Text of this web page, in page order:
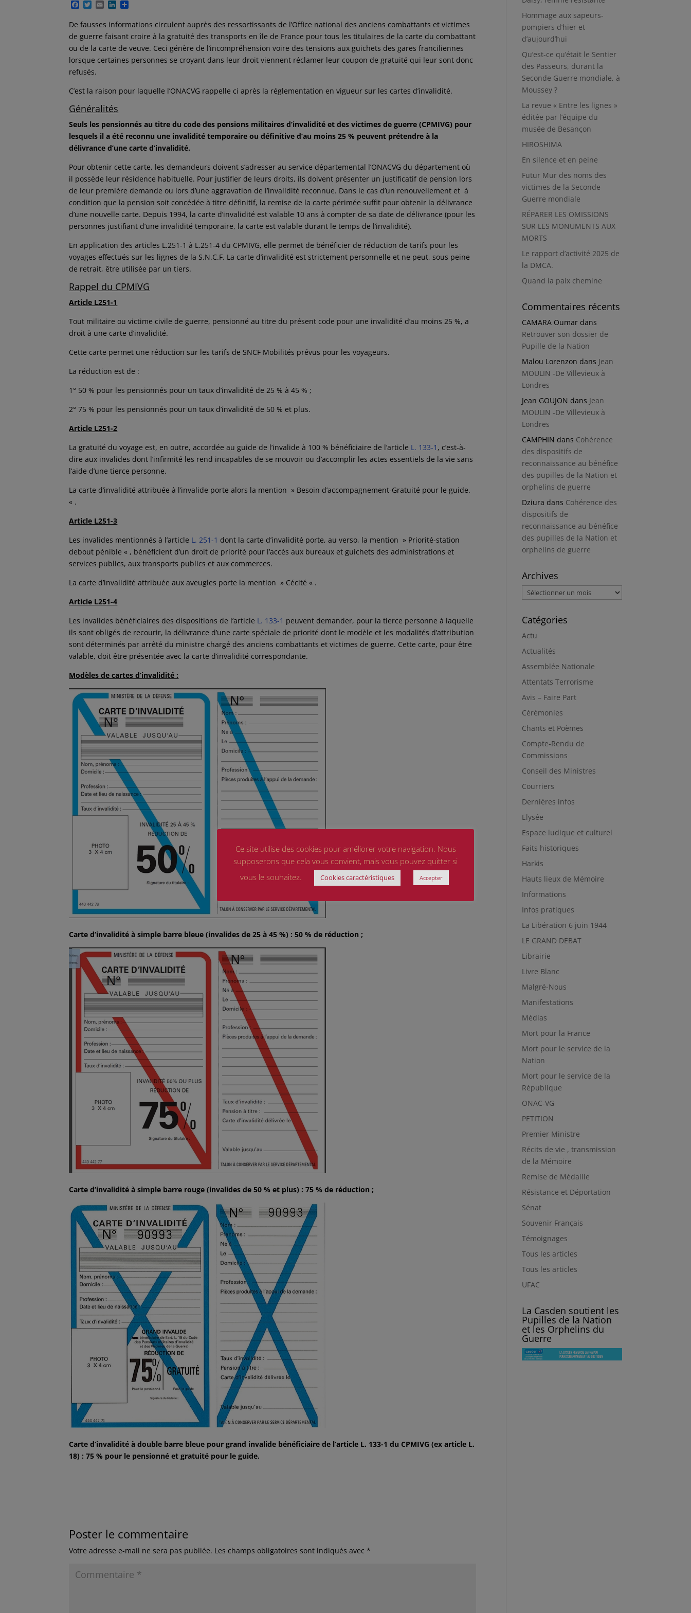
F
c
e
b
o
o
k
T
i
t
t
e
r
E
a
i
l
L
n
k
e
d
n
r
t
a
g
e
r
De fausses informations circulent auprès des ressortissants de l’Office national des anciens combattants et victimes
de guerre faisant croire à la gratuité des transports en île de France pour tous les titulaires de la carte du combattant
ou de la carte de veuve. Ceci génère de l’incompréhension voire des tensions aux guichets des gares franciliennes
lorsque certaines personnes se croyant dans leur droit viennent réclamer leur coupon de gratuité qui leur sont donc
refusés.
C’est la raison pour laquelle l’ONACVG rappelle ci après la réglementation en vigueur sur les cartes d’invalidité.
Généralités
Seuls les pensionnés au titre du code des pensions militaires d’invalidité et des victimes de guerre (CPMIVG) pour
lesquels il a été reconnu une invalidité temporaire ou définitive d’au moins 25 % peuvent prétendre à la
délivrance d’une carte d’invalidité.
Pour obtenir cette carte, les demandeurs doivent s’adresser au service départemental l’ONACVG du département où
il possède leur résidence habituelle. Pour justifier de leurs droits, ils doivent présenter un justificatif de pension lors
de leur première demande ou lors d’une aggravation de l’invalidité reconnue. Dans le cas d’un renouvellement et à
condition que la pension soit concédée à titre définitif, la remise de la carte périmée suffit pour obtenir la délivrance
d’une nouvelle carte. Depuis 1994, la carte d’invalidité est valable 10 ans à compter de sa date de délivrance (pour les
personnes justifiant d’une invalidité temporaire, la carte est valable durant le temps de l’invalidité).
En application des articles L.251-1 à L.251-4 du CPMIVG, elle permet de bénéficier de réduction de tarifs pour les
voyages effectués sur les lignes de la S.N.C.F. La carte d’invalidité est strictement personnelle et ne peut, sous peine
de retrait, être utilisée par un tiers.
Rappel du CPMIVG
Article L251-1
Tout militaire ou victime civile de guerre, pensionné au titre du présent code pour une invalidité d’au moins 25 %, a
droit à une carte d’invalidité.
Cette carte permet une réduction sur les tarifs de SNCF Mobilités prévus pour les voyageurs.
La réduction est de :
1° 50 % pour les pensionnés pour un taux d’invalidité de 25 % à 45 % ;
2° 75 % pour les pensionnés pour un taux d’invalidité de 50 % et plus.
Article L251-2
La gratuité du voyage est, en outre, accordée au guide de l’invalide à 100 % bénéficiaire de l’article L. 133-1 , c’est-à-
dire aux invalides dont l’infirmité les rend incapables de se mouvoir ou d’accomplir les actes essentiels de la vie sans
l’aide d’une tierce personne.
La carte d’invalidité attribuée à l’invalide porte alors la mention » Besoin d’accompagnement-Gratuité pour le guide.
« .
Article L251-3
Les invalides mentionnés à l’article L. 251-1 dont la carte d’invalidité porte, au verso, la mention » Priorité-station
debout pénible « , bénéficient d’un droit de priorité pour l’accès aux bureaux et guichets des administrations et
services publics, aux transports publics et aux commerces.
La carte d’invalidité attribuée aux aveugles porte la mention » Cécité « .
Article L251-4
Les invalides bénéficiaires des dispositions de l’article L. 133-1 peuvent demander, pour la tierce personne à laquelle
ils sont obligés de recourir, la délivrance d’une carte spéciale de priorité dont le modèle et les modalités d’attribution
sont déterminés par arrêté du ministre chargé des anciens combattants et victimes de guerre. Cette carte, pour être
valable, doit être présentée avec la carte d’invalidité correspondante.
Modèles de cartes d’invalidité :
Carte d’invalidité à simple barre bleue (invalides de 25 à 45 %) : 50 % de réduction ;
Carte d’invalidité à simple barre rouge (invalides de 50 % et plus) : 75 % de réduction ;
Carte d’invalidité à double barre bleue pour grand invalide bénéficiaire de l’article L. 133-1 du CPMIVG (ex article L.
18) : 75 % pour le pensionné et gratuité pour le guide.
Poster le commentaire
Votre adresse e-mail ne sera pas publiée. Les champs obligatoires sont indiqués avec*
Hommage aux sapeurs-
pompiers d’hier et
d’aujourd’hui
Qu’est-ce qu’était le Sentier
des Passeurs, durant la
Seconde Guerre mondiale, à
Moussey ?
La revue « Entre les lignes »
éditée par l’équipe du
musée de Besançon
HIROSHIMA
En silence et en peine
Futur Mur des noms des
victimes de la Seconde
Guerre mondiale
RÉPARER LES OMISSIONS
SUR LES MONUMENTS AUX
MORTS
Le rapport d’activité 2025 de
la DMCA.
Quand la paix chemine
Commentaires récents
CAMARA Oumar dans
Retrouver son dossier de
Pupille de la Nation
Malou Lorenzon dans Jean
MOULIN -De Villevieux à
Londres
Jean GOUJON dans Jean
MOULIN -De Villevieux à
Londres
CAMPHIN dans Cohérence
des dispositifs de
reconnaissance au bénéfice
des pupilles de la Nation et
orphelins de guerre
Dziura dans Cohérence des
dispositifs de
reconnaissance au bénéfice
des pupilles de la Nation et
orphelins de guerre
Archives
Archives
Catégories
Actu
Actualités
Assemblée Nationale
Attentats Terrorisme
Avis – Faire Part
Cérémonies
Chants et Poèmes
Compte-Rendu de
Commissions
Conseil des Ministres
Courriers
Dernières infos
Elysée
Espace ludique et culturel
Faits historiques
Harkis
Hauts lieux de Mémoire
Informations
Infos pratiques
La Libération 6 juin 1944
LE GRAND DEBAT
Librairie
Livre Blanc
Malgré-Nous
Manifestations
Médias
Mort pour la France
Mort pour le service de la
Nation
Mort pour le service de la
République
ONAC-VG
PETITION
Premier Ministre
Récits de vie , transmission
de la Mémoire
Remise de Médaille
Résistance et Déportation
Sénat
Souvenir Français
Témoignages
Tous les articles
Tous les articles
UFAC
La Casden soutient les
Pupilles de la Nation
et les Orphelins du
Guerre
Ce site utilise des cookies pour améliorer votre navigation. Nous
supposerons que cela vous convient, mais vous pouvez quitter si
vous le souhaitez.
Cookies caractéristiques Accepter